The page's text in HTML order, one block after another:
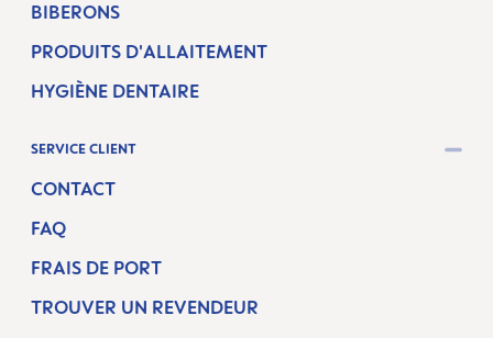
BIBERONS
PRODUITS D'ALLAITEMENT
HYGIÈNE DENTAIRE
SERVICE CLIENT
CONTACT
FAQ
FRAIS DE PORT
TROUVER UN REVENDEUR